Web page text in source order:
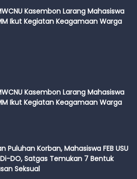
Kasembon Larang Mahasiswa
Ikut Kegiatan Keagamaan Warga
Kasembon Larang Mahasiswa
Ikut Kegiatan Keagamaan Warga
Puluhan Korban, Mahasiswa FEB USU
DO, Satgas Temukan 7 Bentuk
Seksual